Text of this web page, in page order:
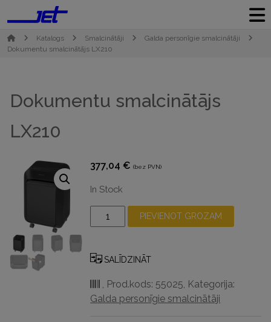
Katalogs Smalcinātāji
Galda personīgie smalcinātāji
Dokumentu smalcinātājs LX210
Dokumentu smalcinātājs
LX210
377,04€ (bez PVN)
In Stock
Dokumentu
smalcinātājs
daudzums
PIEVIENOT GROZAM
SALĪDZINĀT
, Prod.kods: 55025, Kategorija:
Galda personīgie smalcinātāji